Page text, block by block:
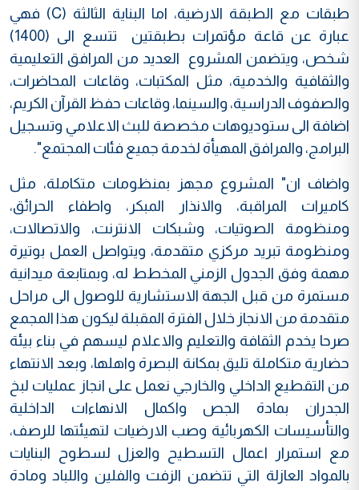
طبقات مع الطبقة الارضية، اما البناية الثالثة (C) فهي
عبارة عن قاعة مؤتمرات بطبقتين تتسع الى (1400)
شخص، ويتضمن المشروع العديد من المرافق التعليمية
والثقافية والخدمية، مثل المكتبات، وقاعات المحاضرات،
والصفوف الدراسية، والسينما، وقاعات حفظ القرآن الكريم،
اضافة الى ستوديوهات مخصصة للبث الاعلامي وتسجيل
البرامج، والمرافق المهيأة لخدمة جميع فئات المجتمع".
واضاف ان" المشروع مجهز بمنظومات متكاملة، مثل
كاميرات المراقبة، والانذار المبكر، واطفاء الحرائق،
ومنظومة الصوتيات، وشبكات الانترنت، والاتصالات،
ومنظومة تبريد مركزي متقدمة، ويتواصل العمل بوتيرة
مهمة وفق الجدول الزمني المخطط له، وبمتابعة ميدانية
مستمرة من قبل الجهة الاستشارية للوصول الى مراحل
متقدمة من الانجاز خلال الفترة المقبلة ليكون هذا المجمع
صرحا يخدم الثقافة والتعليم والاعلام ليسهم في بناء بيئة
حضارية متكاملة تليق بمكانة البصرة واهلها، وبعد الانتهاء
من التقطيع الداخلي والخارجي نعمل على انجاز عمليات لبخ
الجدران بمادة الجص واكمال الانهاءات الداخلية
والتأسيسات الكهربائية وصب الارضيات لتهيئتها للرصف،
مع استمرار اعمال التسطيح والعزل لسطوح البنايات
بالمواد العازلة التي تتضمن الزفت والفلين واللباد ومادة